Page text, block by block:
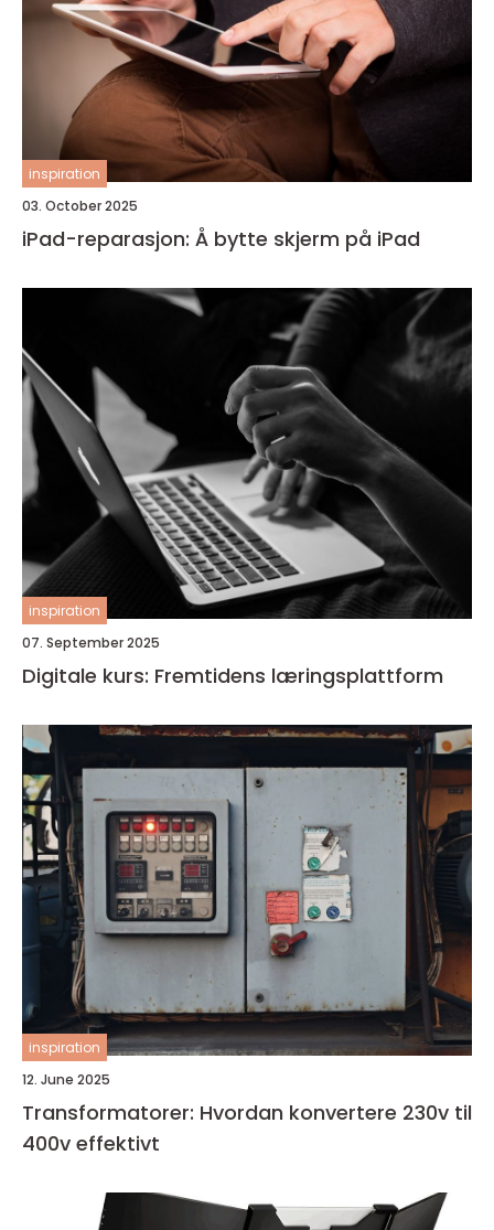
inspiration
03. October 2025
iPad-reparasjon: Å bytte skjerm på iPad
inspiration
07. September 2025
Digitale kurs: Fremtidens læringsplattform
inspiration
12. June 2025
Transformatorer: Hvordan konvertere 230v til
400v effektivt